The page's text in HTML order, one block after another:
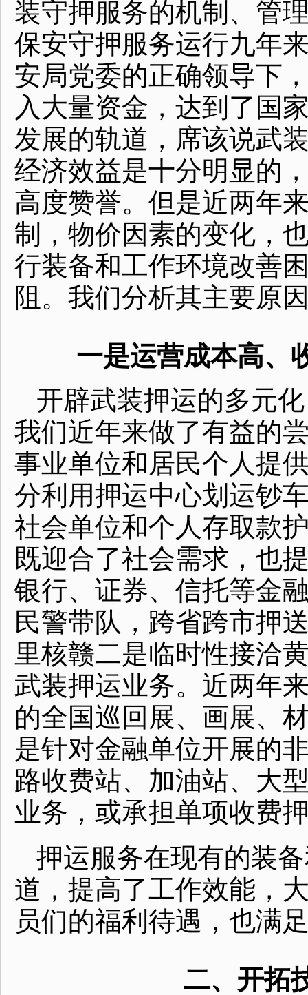
装守押服务的机制、管
保安守押服务运行九年
安局党委的正确领导下
入大量资金，达到了国
发展的轨道，席该说武
经济效益是十分明显的
高度赞誉。但是近两年
制，物价因素的变化，
行装备和工作环境改善
阻。我们分析其主要原
一是运营成本高、
开辟武装押运的多元
我们近年来做了有益的
事业单位和居民个人提
分利用押运中心划运钞
社会单位和个人存取款
既迎合了社会需求，也
银行、证券、信托等金
民警带队，跨省跨市押
里核赣二是临时性接洽
武装押运业务。近两年
的全国巡回展、画展、
是针对金融单位开展的
路收费站、加油站、大
业务，或承担单项收费
押运服务在现有的装
道，提高了工作效能，
员们的福利待遇，也满
二、开拓